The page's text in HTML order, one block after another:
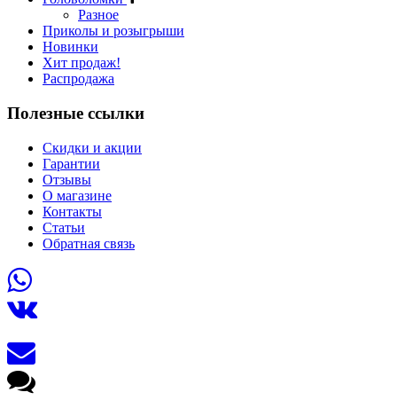
Разное
Приколы и розыгрыши
Новинки
Хит продаж!
Распродажа
Полезные ссылки
Скидки и акции
Гарантии
Отзывы
О магазине
Контакты
Статьи
Обратная связь